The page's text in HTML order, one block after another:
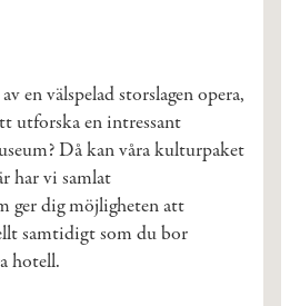
en välspelad storslagen opera,
utforska en intressant
Då kan våra kulturpaket
har vi samlat
ger dig möjligheten att
samtidigt som du bor
hotell.